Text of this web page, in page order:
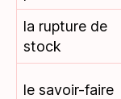
la rupture de
stock
le savoir-faire